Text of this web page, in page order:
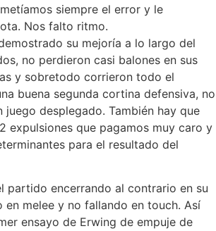
siempre el error y le
Nos falto ritmo.
su mejoría a lo largo del
no perdieron casi balones en sus
y sobretodo corrieron todo el
buena segunda cortina defensiva, no
juego desplegado. También hay que
expulsiones que pagamos muy caro y
para el resultado del
partido encerrando al contrario en su
en melee y no fallando en touch. Así
ensayo de Erwing de empuje de